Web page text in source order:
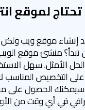
لموقع
إنشاء موقع ويب
تبدأ؟ منشئ موقع
الأمثل. سهل
على التخصيص المناسب
الحصول على
في أي وقت من